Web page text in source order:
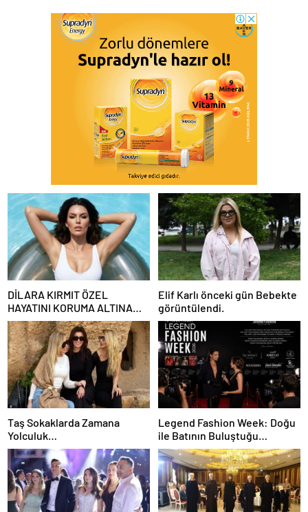
DİLARA KIRMIT ÖZEL
HAYATINI KORUMA ALTINA
ALDI
Elif Karlı önceki gün Bebekte
görüntülendi.
Taş Sokaklarda Zamana
Yolculuk…
Legend Fashion Week: Doğu
ile Batının Buluştuğu
Uluslararası Moda Sahnesi